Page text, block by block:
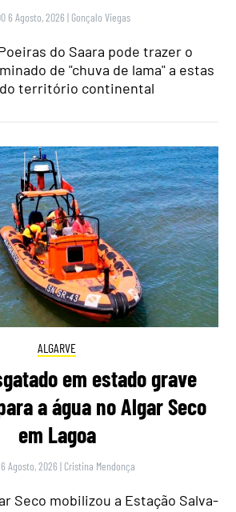
6 Agosto, 2026 | Gonçalo Viegas
do Saara pode trazer o
de "chuva de lama" a estas
território continental
ALGARVE
em estado grave
a água no Algar Seco
em Lagoa
Agosto, 2026 | Cristina Mendonça
Seco mobilizou a Estação Salva-